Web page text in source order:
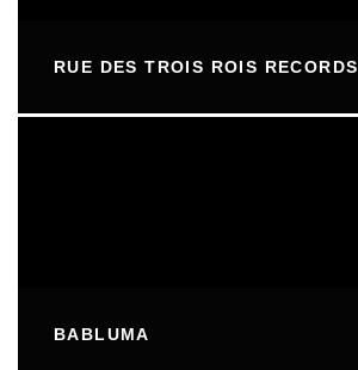
RUE DES TROIS ROIS RECORDS
BABLUMA